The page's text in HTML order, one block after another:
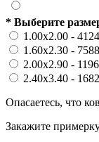
* Выберите
1.00x2.00 -
1.60x2.30 -
2.00x2.90 -
2.40x3.40 -
Опасаетесь, что
Закажите